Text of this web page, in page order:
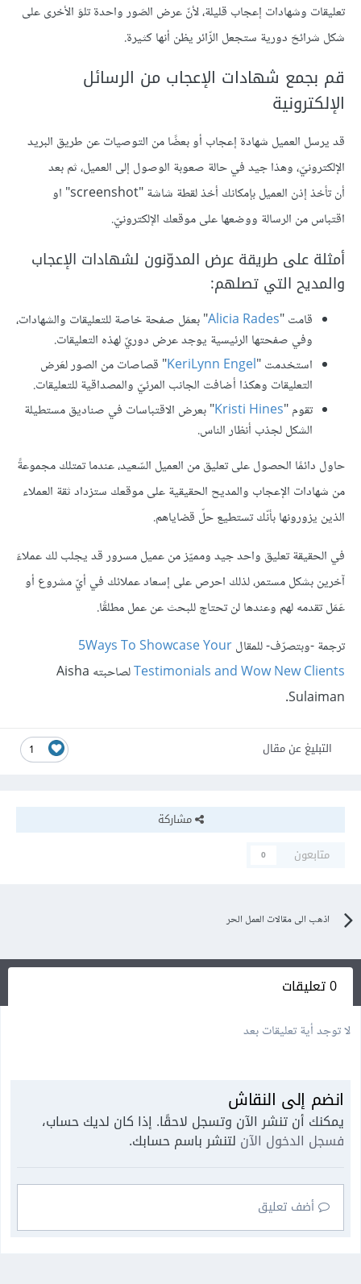
تعليقات وشهادات إعجاب قليلة، لأنّ عرض الصَور واحدة تلوَ الأخرى على
شكل شرائحَ دورية ستجعل الزّائر يظن أنها كثيرة.
قم بجمع شهادات الإعجاب من الرسائل
الإلكترونية
قد يرسل العميل شهادة إعجاب أو بعضًا من التوصيات عن طريق البريد
الإلكترونيّ، وهذا جيد في حالة صعوبة الوصول إلى العميل، ثم بعد
أن تأخذ إذن العميل بإمكانك أخذ لقطة شاشة "screenshot" او
اقتباس من الرسالة ووضعها على موقعك الإلكترونيّ.
أمثلة على طريقة عرض المدوّنون لشهادات الإعجاب
والمديح التي تصلهم:
قامت "Alicia Rades" بعمَل صفحة خاصة للتعليقات والشهادات،
وفي صفحتها الرئيسية يوجد عرض دوريّ لهذه التعليقات.
استخدمت "KeriLynn Engel" قصاصات من الصور لعَرض
التعليقات وهكذا أضافت الجانب المرئيّ والمصداقية للتعليقات.
تقوم "Kristi Hines" بعرض الاقتباسات في صناديق مستطيلة
الشكل لجذب أنظار الناس.
حاول دائمًا الحصول على تعليق من العميل السّعيد، عندما تمتلك مجموعةً
من شهادات الإعجاب والمديح الحقيقية على موقعك ستزداد ثقة العملاء
الذين يزورونها بأنّك تستطيع حلّ قضاياهم.
في الحقيقة تعليق واحد جيد ومميّز من عميل مسرور قد يجلب لك عملاءَ
آخرين بشكل مستمر، لذلك احرص على إسعاد عملائك في أيّ مشروع أو
عَمَل تقدمه لهم وعندها لن تحتاج للبحث عن عمل مطلقًا.
ترجمة -وبتصرّف- للمقال5Ways To Showcase Your
Testimonials and Wow New Clients
لصاحبته Aisha
Sulaiman.
1 التبليغ عن مقال
مشاركة
متابعون
0
اذهب الى مقالات العمل الحر
0 تعليقات
لا توجد أية تعليقات بعد
انضم إلى النقاش
يمكنك أن تنشر الآن وتسجل لاحقًا. إذا كان لديك حساب،
فسجل الدخول الآن لتنشر باسم حسابك.
أضف تعليق